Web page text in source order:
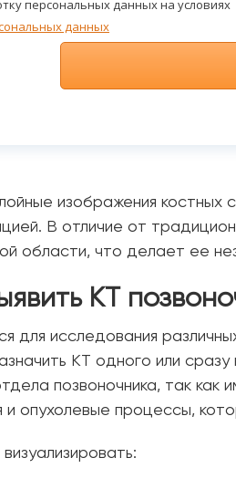
персональных данных на условиях
данных
изображения костных
В отличие от
области, что делает ее
КТ
для исследования
КТ одного или
позвоночника, так как
и опухолевые процессы,